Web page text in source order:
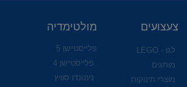
צעצועים
לגו - LEGO
מותגים
מוצרי תינוקות
מולטימדיה
פלייסטיישן 5
פלייסטיישן 4
נינטנדו סוויץ